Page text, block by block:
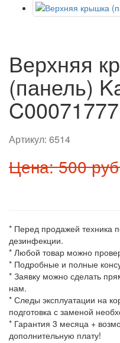
Верхняя
(панель)
C00071777
Артикул: 6514
Цена: 500
* Перед продажей техника
дезинфекции.
* Любой товар можно
* Подробные и полные
* Заявку можно сделать
нам.
* Следы эксплуатации на
подготовка с заменой
* Гарантия 3 месяца +
дополнительную плату!